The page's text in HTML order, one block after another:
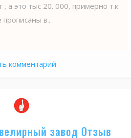
, а это тыс 20. 000, примерно т.к
в...
комментарий
завод Отзыв